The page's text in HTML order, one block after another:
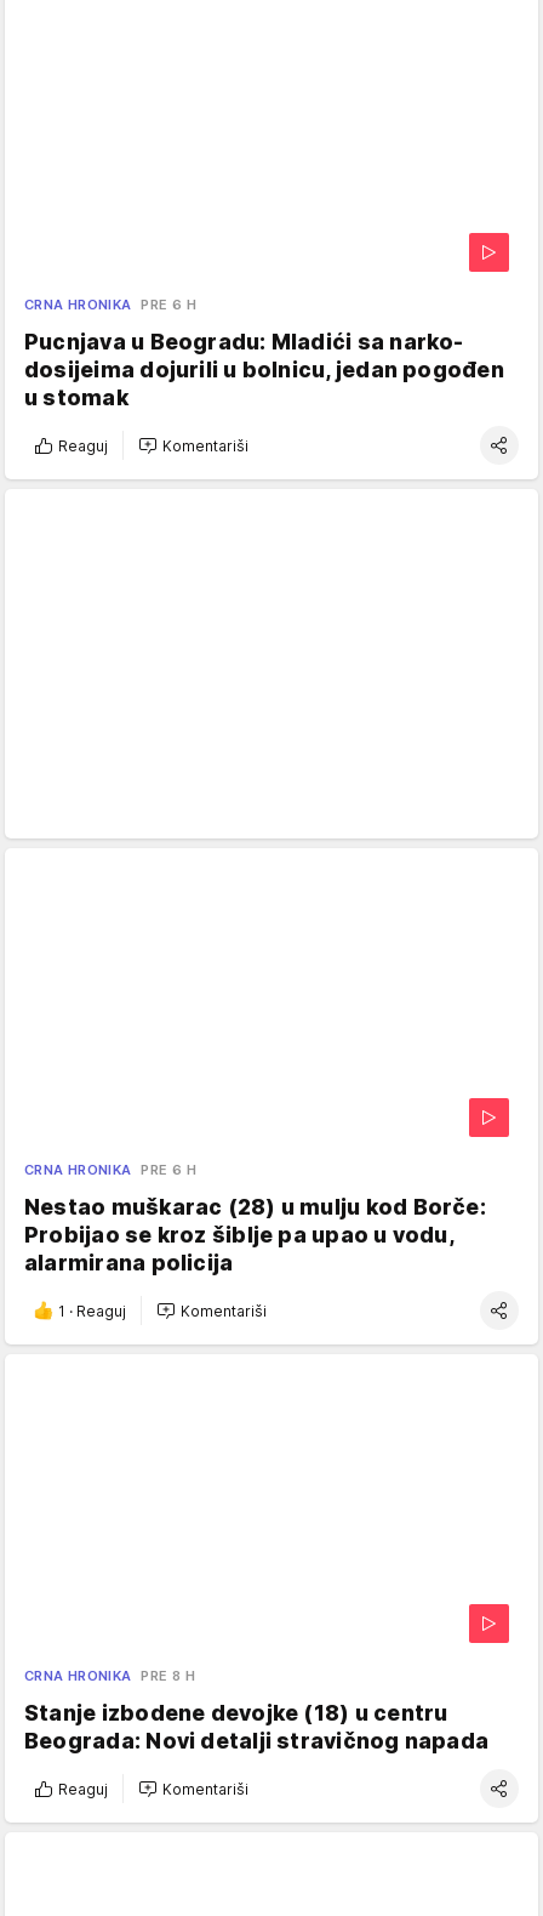
CRNA HRONIKA PRE 6 H
Pucnjava u Beogradu: Mladići sa narko-
dosijeima dojurili u bolnicu, jedan pogođen
u stomak
Reaguj Komentariši
CRNA HRONIKA PRE 6 H
Nestao muškarac (28) u mulju kod Borče:
Probijao se kroz šiblje pa upao u vodu,
alarmirana policija
1 · Reaguj Komentariši
CRNA HRONIKA PRE 8 H
Stanje izbodene devojke (18) u centru
Beograda: Novi detalji stravičnog napada
Reaguj Komentariši